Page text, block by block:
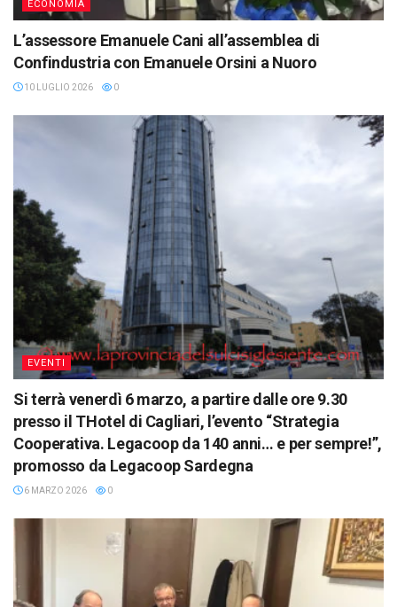
ECONOMIA
L’assessore Emanuele Cani all’assemblea di
Confindustria con Emanuele Orsini a Nuoro
10 LUGLIO 2026 0
EVENTI
Si terrà venerdì 6 marzo, a partire dalle ore 9.30
presso il THotel di Cagliari, l’evento “Strategia
Cooperativa. Legacoop da 140 anni… e per sempre!”,
promosso da Legacoop Sardegna
6 MARZO 2026 0